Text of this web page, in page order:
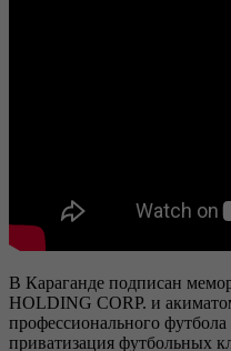
В Караганде подписан
HOLDING CORP. и
профессионального
приватизация футбольных